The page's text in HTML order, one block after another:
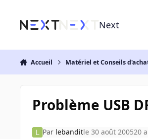
Next
Accueil Matériel et Conseils
Problème USB
Par lebanditle 30 août 200520 a